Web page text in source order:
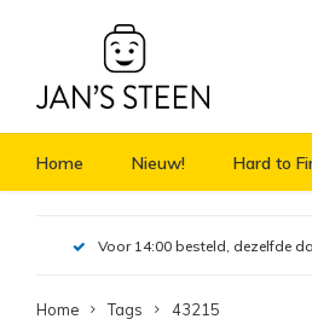
Home Nieuw! Hard to
Voor 14:00 besteld, dezelfde
Home Tags 43215